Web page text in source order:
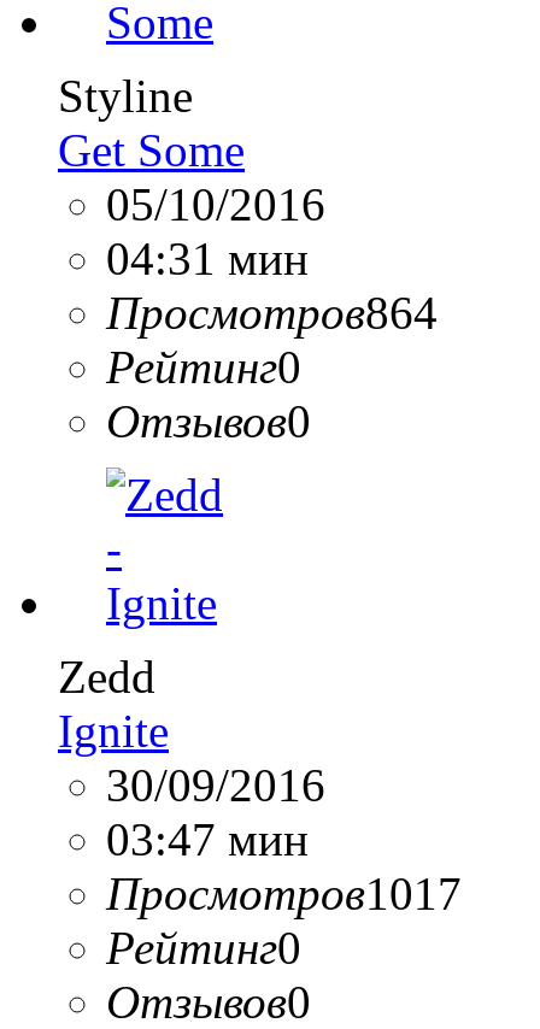
Styline
Get Some
05/10/2016
04:31 мин
Просмотров864
Рейтинг0
Отзывов0
Zedd
Ignite
30/09/2016
03:47 мин
Просмотров1017
Рейтинг0
Отзывов0